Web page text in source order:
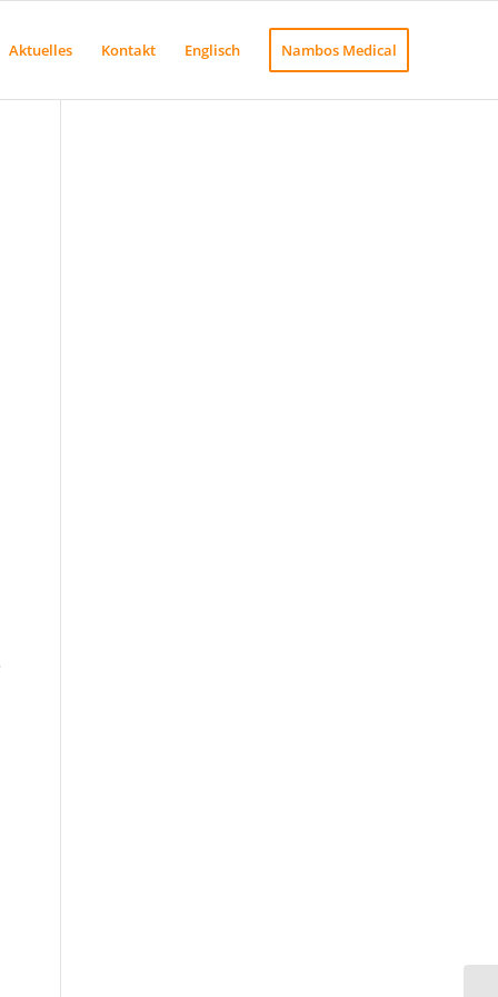
Aktuelles Kontakt Englisch Nambos Medical